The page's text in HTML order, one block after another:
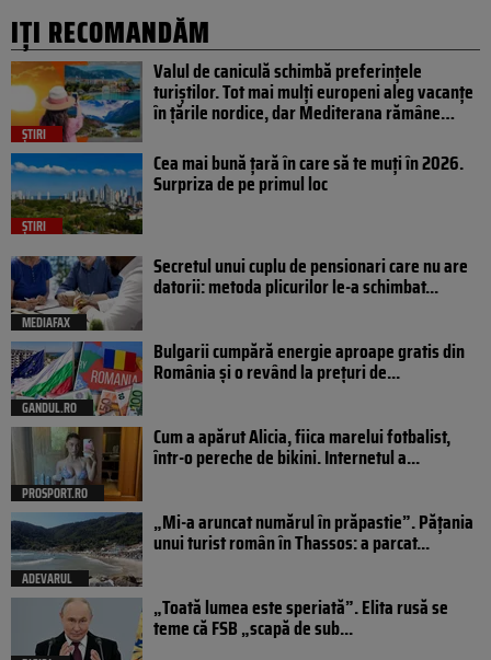
IȚI RECOMANDĂM
ȘTIRI
Valul de caniculă schimbă preferințele
turiștilor. Tot mai mulți europeni aleg vacanțe
în țările nordice, dar Mediterana rămâne…
ȘTIRI
Cea mai bună țară în care să te muți în 2026.
Surpriza de pe primul loc
MEDIAFAX
Secretul unui cuplu de pensionari care nu are
datorii: metoda plicurilor le-a schimbat...
GANDUL.RO
Bulgarii cumpără energie aproape gratis din
România și o revând la prețuri de...
PROSPORT.RO
Cum a apărut Alicia, fiica marelui fotbalist,
într-o pereche de bikini. Internetul a...
ADEVARUL
„Mi-a aruncat numărul în prăpastie”. Pățania
unui turist român în Thassos: a parcat...
„Toată lumea este speriată”. Elita rusă se
teme că FSB „scapă de sub...